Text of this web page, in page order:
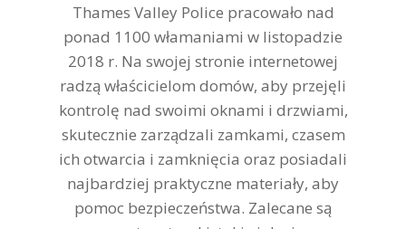
Thames Valley Police pracowało nad
ponad 1100 włamaniami w listopadzie
2018 r. Na swojej stronie internetowej
radzą właścicielom domów, aby przejęli
kontrolę nad swoimi oknami i drzwiami,
skutecznie zarządzali zamkami, czasem
ich otwarcia i zamknięcia oraz posiadali
najbardziej praktyczne materiały, aby
pomoc bezpieczeństwa. Zalecane są